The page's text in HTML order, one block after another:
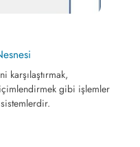
karşılaştırmak,
gibi işlemler